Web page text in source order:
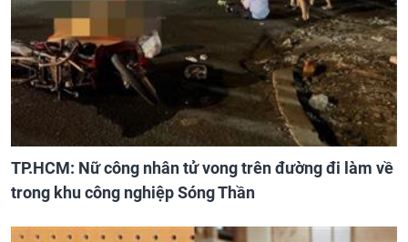
TP.HCM: Nữ công nhân tử vong trên đường đi làm về
trong khu công nghiệp Sóng Thần